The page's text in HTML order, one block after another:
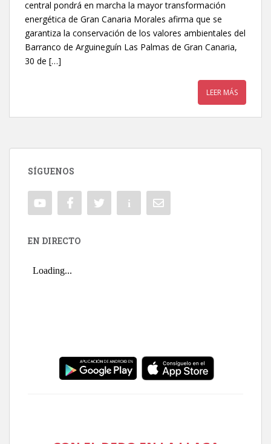
central pondrá en marcha la mayor transformación
energética de Gran Canaria Morales afirma que se
garantiza la conservación de los valores ambientales del
Barranco de Arguineguín Las Palmas de Gran Canaria,
30 de […]
LEER MÁS
SÍGUENOS
EN DIRECTO